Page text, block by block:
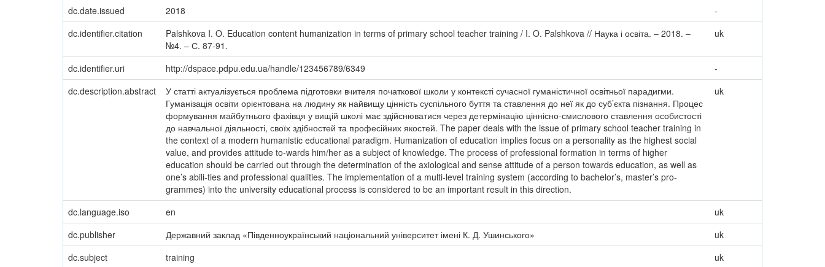
dc.date.issued
2018
-
dc.identifier.citation
Palshkova I. O. Education content humanization in terms of primary school teacher training / I. O. Palshkova // Наука і освіта. – 2018. –
№4. – С. 87-91.
uk
dc.identifier.uri http://dspace.pdpu.edu.ua/handle/123456789/6349
-
dc.description.abstract
У статті актуалізується проблема підготовки вчителя початкової школи у контексті сучасної гуманістичної освітньої парадигми.
Гуманізація освіти орієнтована на людину як найвищу цінність суспільного буття та ставлення до неї як до суб’єкта пізнання. Процес
формування майбутнього фахівця у вищій школі має здійснюватися через детермінацію ціннісно-смислового ставлення особистості
до навчальної діяльності, своїх здібностей та професійних якостей. The paper deals with the issue of primary school teacher training in
the context of a modern humanistic educational paradigm. Humanization of education implies focus on a personality as the highest social
value, and provides attitude to-wards him/her as a subject of knowledge. The process of professional formation in terms of higher
education should be carried out through the determination of the axiological and sense attitude of a person towards education, as well as
one’s abili-ties and professional qualities. The implementation of a multi-level training system (according to bachelor’s, master’s pro-
grammes) into the university educational process is considered to be an important result in this direction.
uk
dc.language.iso en
uk
dc.publisher
Державний заклад «Південноукраїнський національний університет імені К. Д. Ушинського»
uk
dc.subject
training
uk